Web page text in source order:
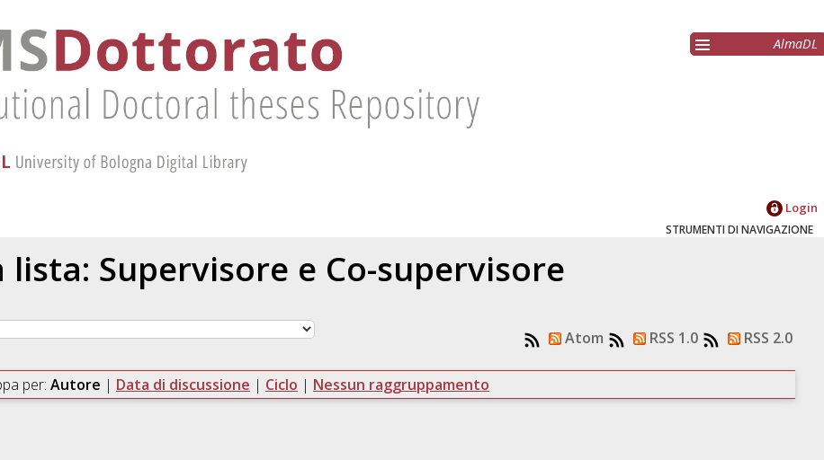
AlmaDL
Login
STRUMENTI DI NAVIGAZIONE
lista: Supervisore e Co-supervisore
Atom RSS 1.0 RSS 2.0
per: Autore | Data di discussione | Ciclo | Nessun raggruppamento